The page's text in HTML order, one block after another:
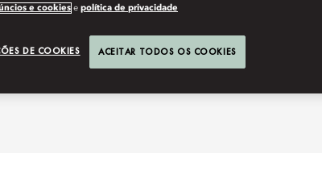
e cookies e política de privacidade
DE COOKIES ACEITAR TODOS OS COOKIES